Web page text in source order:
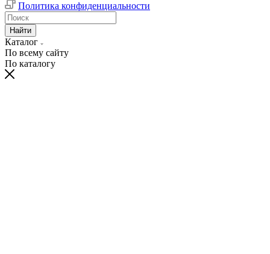
Политика конфиденциальности
Найти
Каталог
По всему сайту
По каталогу